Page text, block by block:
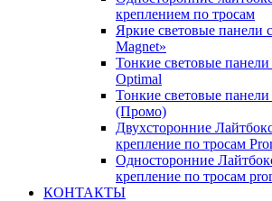
креплением по тросам
Яркие световые панели
Magnet»
Тонкие световые
Optimal
Тонкие световые
(Промо)
Двухсторонние
крепление по тросам
Односторонние
крепление по тросам
КОНТАКТЫ